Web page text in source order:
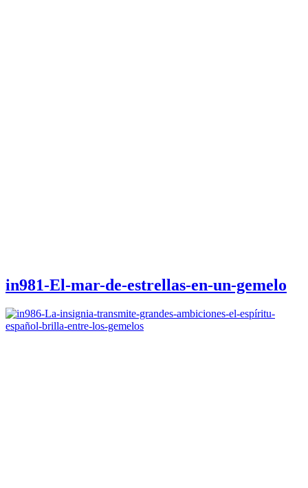
in981-El-mar-de-estrellas-en-un-gemelo